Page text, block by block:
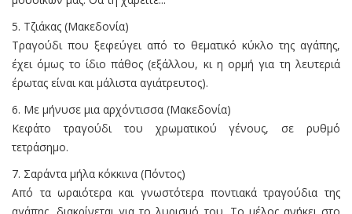
5. Τζιάκας (Μακεδονία)
Τραγούδι που ξεφεύγει από το θεματικό κύκλο της αγάπης,
έχει όμως το ίδιο πάθος (εξάλλου, κι η ορμή για τη λευτεριά
έρωτας είναι και μάλιστα αγιάτρευτος).
6. Με μήνυσε μια αρχόντισσα (Μακεδονία)
Κεφάτο τραγούδι του χρωματικού γένους, σε ρυθμό
τετράσημο.
7. Σαράντα μήλα κόκκινα (Πόντος)
Από τα ωραιότερα και γνωστότερα ποντιακά τραγούδια της